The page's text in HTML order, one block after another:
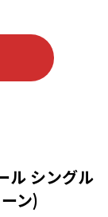
ル シングル
ン)